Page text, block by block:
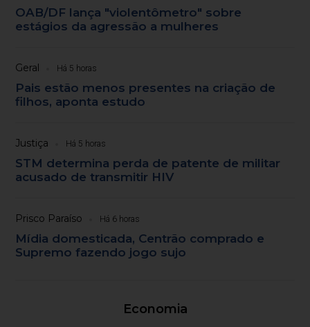
OAB/DF lança "violentômetro" sobre
estágios da agressão a mulheres
Geral Há 5 horas
Pais estão menos presentes na criação de
filhos, aponta estudo
Justiça Há 5 horas
STM determina perda de patente de militar
acusado de transmitir HIV
Prisco Paraíso Há 6 horas
Mídia domesticada, Centrão comprado e
Supremo fazendo jogo sujo
Economia